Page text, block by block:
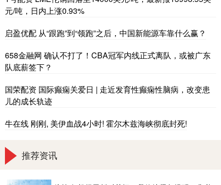
元/吨，日内上涨0.93%
启盈优配 从“跟跑”到“领跑”之后，中国新能源车靠什么赢？
658金融网 确认不打了！CBA冠军内线正式离队，或被广东
队底薪签下？
国荣配资 国际癫痫关爱日 | 走近发育性癫痫性脑病，改变患
儿的成长轨迹
牛在线 刚刚, 美伊血战4小时! 霍尔木兹海峡彻底封死!
推荐资讯